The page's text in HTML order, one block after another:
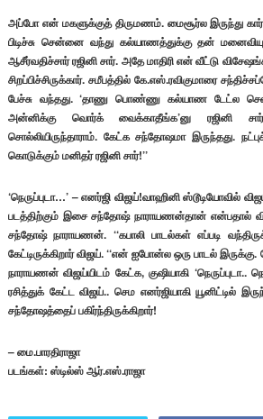
அப்போ என் மகளுக்குத் திருமணம். மைசூர்ல இருந்து
பிடிச்சு சென்னை வந்து கல்யாணத்துக்கு தன்
ஆசீர்வதிச்சார் ரஜினி சார். அதே மாதிரி என் வீட்டு
சிறப்பிச்சிருக்கார். சமீபத்தில் கே.எஸ்.ரவிகுமாரை
பேச்சு வந்தது. ‘தாணு பொண்ணு கல்யாண டேட்ல
அன்னிக்கு வொர்க் வைக்காதீங்க’னு ரஜினி சார்
சொல்லியிருந்தாராம். கேட்க சந்தோஷமா இருந்தது.
கொடுக்கும் மனிதர் ரஜினி சார்!’’
‘நெருப்புடா…’ – எனர்ஜி விஜய்!வாஹினி ஸ்டூடியோவில்
படத்திற்கும் இசை சந்தோஷ் நாராயணன்தான் என்பதால்
சந்தோஷ் நாராயணன். ‘‘கபாலி பாடல்கள் எப்படி
கேட்டிருக்கிறார் விஜய். ‘‘என் ஐபோன்ல ஒரு பாடல்
நாராயணன் விஜய்யிடம் கேட்க, குஷியாகி ‘நெருப்புடா..
ரசித்துக் கேட்ட விஜய்.. செம எனர்ஜியாகி யூனிட்டில்
சந்தோஷத்தைப் பகிர்ந்திருக்கிறார்!
– மை.பாரதிராஜா
படங்கள்: ஸ்டில்ஸ் ஆர்.எஸ்.ராஜா